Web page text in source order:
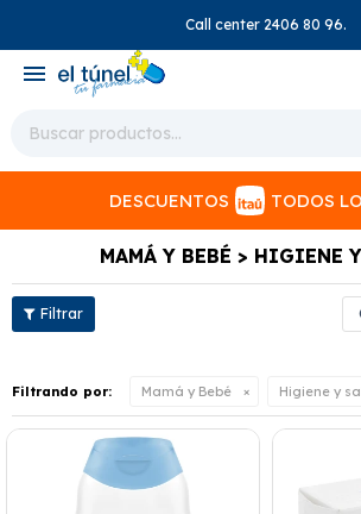
Call center 2406 80 96.
menu
DESCUENTOS TODOS
MAMÁ Y BEBÉ > HIGIENE
Filtrando por: Mamá y Bebé Higiene y
close